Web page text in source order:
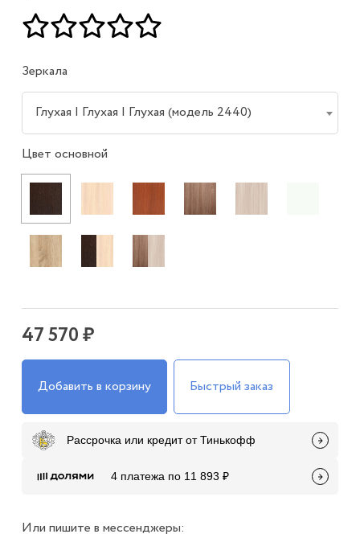
Зеркала
Глухая | Глухая | Глухая (модель 2440)
Цвет основной
47 570 ₽
Добавить в корзину Быстрый заказ
Рассрочка или кредит от Тинькофф
4 платежа по 11 893 ₽
Или пишите в мессенджеры: